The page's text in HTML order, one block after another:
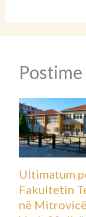
Leave a Comment